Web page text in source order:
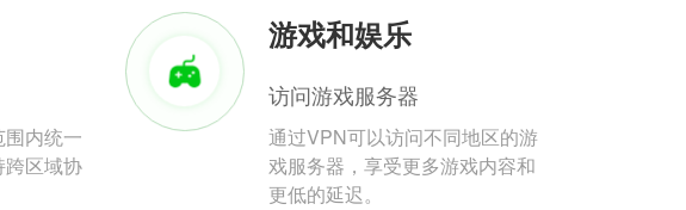
内统一
区域协
游戏和娱乐
访问游戏服务器
通过VPN可以访问不同地区的游
戏服务器，享受更多游戏内容和
更低的延迟。